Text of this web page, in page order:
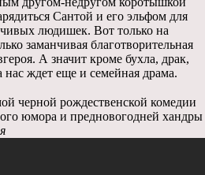
Сантой и его эльфом для
людишек. Вот только на
заманчивая благотворительная
А значит кроме бухла, драк,
ждет еще и семейная драма.
черной рождественской комедии
юмора и предновогодней хандры